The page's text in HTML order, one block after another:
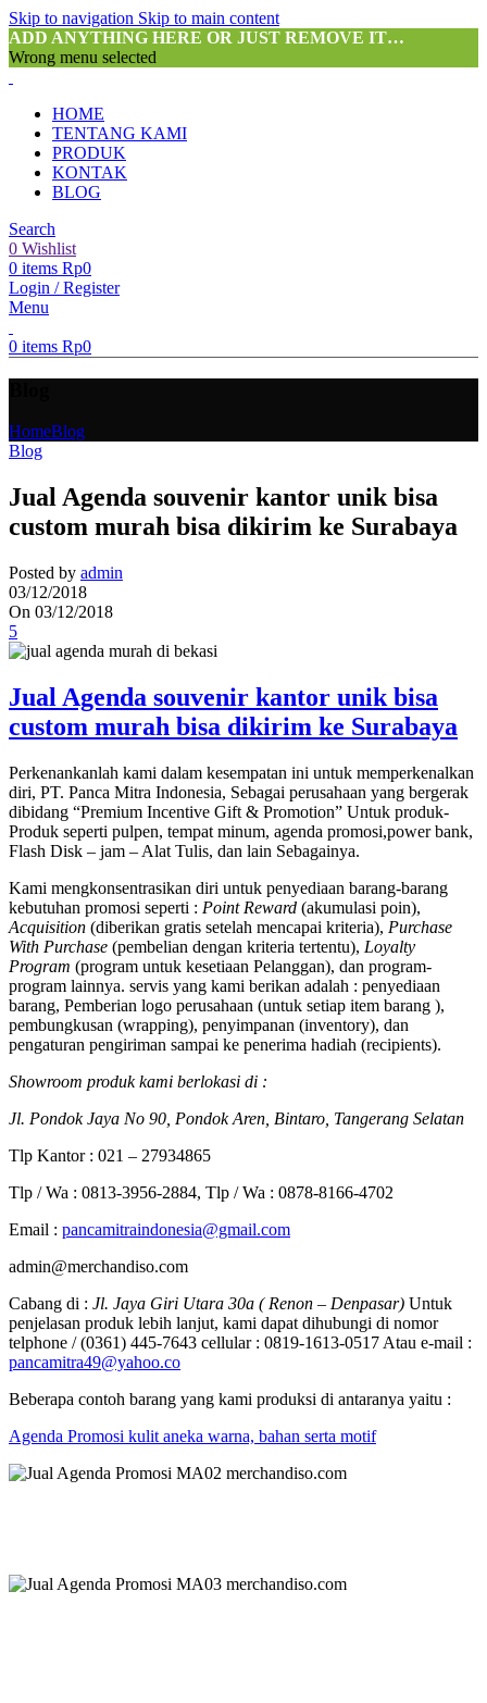
Skip to navigation Skip to main content
ADD ANYTHING HERE OR JUST REMOVE IT…
Wrong menu selected
HOME
TENTANG KAMI
PRODUK
KONTAK
BLOG
Search
0 Wishlist
0 items Rp0
Login / Register
Menu
0 items Rp0
HomeBlog
Blog
Jual Agenda souvenir kantor unik bisa
custom murah bisa dikirim ke Surabaya
Posted by admin
03/12/2018
On 03/12/2018
5
Jual Agenda souvenir kantor unik bisa
custom murah bisa dikirim ke Surabaya
Perkenankanlah kami dalam kesempatan ini untuk memperkenalkan
diri, PT. Panca Mitra Indonesia, Sebagai perusahaan yang bergerak
dibidang “Premium Incentive Gift & Promotion” Untuk produk-
Produk seperti pulpen, tempat minum, agenda promosi,power bank,
Flash Disk – jam – Alat Tulis, dan lain Sebagainya.
Kami mengkonsentrasikan diri untuk penyediaan barang-barang
kebutuhan promosi seperti : Point Reward (akumulasi poin),
Acquisition (diberikan gratis setelah mencapai kriteria), Purchase
With Purchase (pembelian dengan kriteria tertentu), Loyalty
Program (program untuk kesetiaan Pelanggan), dan program-
program lainnya. servis yang kami berikan adalah : penyediaan
barang, Pemberian logo perusahaan (untuk setiap item barang ),
pembungkusan (wrapping), penyimpanan (inventory), dan
pengaturan pengiriman sampai ke penerima hadiah (recipients).
Showroom produk kami berlokasi di :
Jl. Pondok Jaya No 90, Pondok Aren, Bintaro, Tangerang Selatan
Tlp Kantor : 021 – 27934865
Tlp / Wa : 0813-3956-2884, Tlp / Wa : 0878-8166-4702
Email : pancamitraindonesia@gmail.com
admin@merchandiso.com
Cabang di : Jl. Jaya Giri Utara 30a ( Renon – Denpasar) Untuk
penjelasan produk lebih lanjut, kami dapat dihubungi di nomor
telphone / (0361) 445-7643 cellular : 0819-1613-0517 Atau e-mail :
pancamitra49@yahoo.co
Beberapa contoh barang yang kami produksi di antaranya yaitu :
Agenda Promosi kulit aneka warna, bahan serta motif